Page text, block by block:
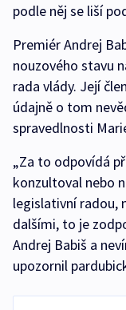
podle něj se liší
Premiér Andrej
nouzového stavu
rada vlády. Její
údajně o tom
spravedlnosti
„Za to odpovídá
konzultoval nebo
legislativní radou,
dalšími, to je
Andrej Babiš a
upozornil